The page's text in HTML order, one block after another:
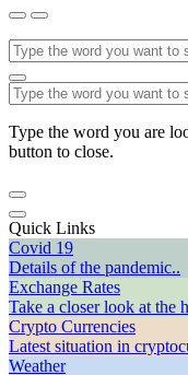
Type the word you are
button to close.
Quick Links
Covid 19
Details of the pandemic..
Exchange Rates
Take a closer look at the
Crypto Currencies
Latest situation in
Weather